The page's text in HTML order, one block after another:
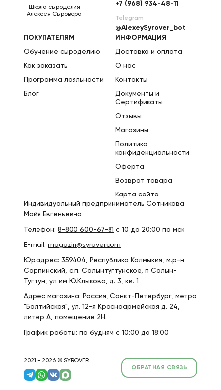
Школа сыроделия
Алексея Сыровера
+7 (968) 934-48-11
Telegram
@AlexeySyrover_bot
ПОКУПАТЕЛЯМ
Обучение сыроделию
Как заказать
Программа лояльности
Блог
ИНФОРМАЦИЯ
Доставка и оплата
О нас
Контакты
Документы и
Сертификаты
Отзывы
Магазины
Политика
конфиденциальности
Оферта
Возврат товара
Карта сайта
Индивидуальный предприниматель Сотникова
Майя Евгеньевна
Телефон: 8-800 600-67-81 с 10 до 20:00 по мск
E-mail: magazin@syrover.com
Юр.адрес: 359404, Республика Калмыкия, м.р-н
Сарпинский, с.п. Салынтугтунское, п Салын-
Тугтун, ул им Ю.Клыкова, д. 3, кв. 1
Адрес магазина: Россия, Санкт-Петербург, метро
"Балтийская", ул. 12-я Красноармейская д. 24,
литер А, помещение 2Н.
График работы: по будням с 10:00 до 18:00
2021 - 2026 © SYROVER
ОБРАТНАЯ СВЯЗЬ